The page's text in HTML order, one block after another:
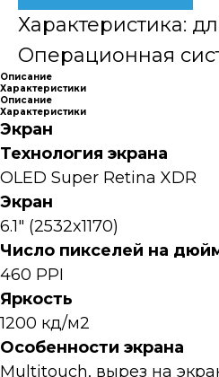
Характеристика:
Операционная
Описание
Характеристики
Описание
Характеристики
Экран
Технология экрана
OLED Super Retina XDR
Экран
6.1" (2532x1170)
Число пикселей на
460 PPI
Яркость
1200 кд/м2
Особенности экрана
Multitouch, вырез на